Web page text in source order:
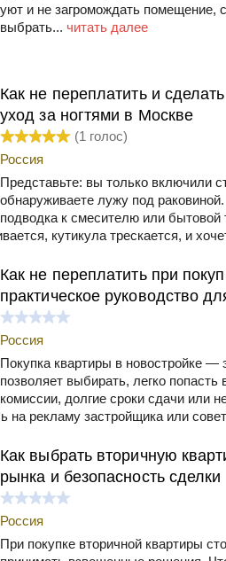
уют и не загромождать помещение,
выбрать... читать далее
Как не переплатить и
уход за ногтями в Москве
(1 голос)
Россия
Представьте: вы только включили
обнаруживаете лужу под
подводка к смесителю или
кутикула трескается, и
Как не переплатить при
практическое руководство
Россия
Покупка квартиры в новостройке
позволяет выбирать, легко
комиссии, долгие сроки сдачи или
на рекламу застройщика или
Как выбрать вторичную
рынка и безопасность сделки
Россия
При покупке вторичной квартиры